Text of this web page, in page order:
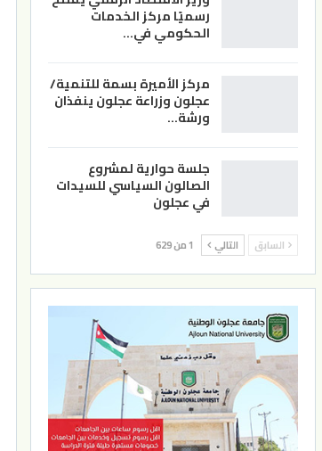
رسميًا مركز الخدمات
الحكومي في…
مركز الأميرة بسمة للتنمية/
عجلون وزراعة عجلون ينفذان
ورشة…
جلسة حوارية لمشروع
الصالون السياسي للسيدات
في عجلون
السابق التالي 1 من 629